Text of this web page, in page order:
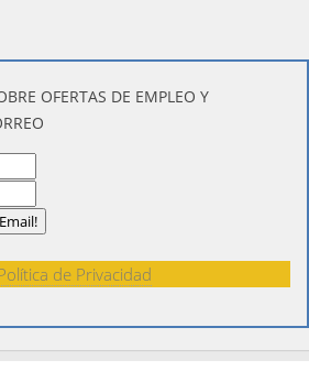
OFERTAS DE EMPLEO Y
de Privacidad